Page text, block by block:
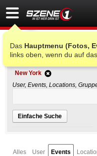
Das Hauptmenu (Fotos,
links oben, wenn du auf
Einfache
New York
User, Events, Locations,
Einfache Suche
Alles User Events